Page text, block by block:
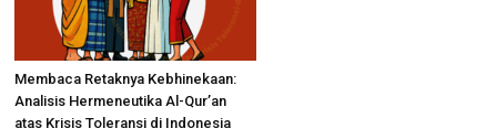
Membaca Retaknya Kebhinekaan:
Analisis Hermeneutika Al-Qur’an
atas Krisis Toleransi di Indonesia